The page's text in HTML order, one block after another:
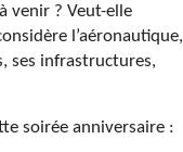
venir ? Veut-elle
l’aéronautique,
ses infrastructures,
soirée anniversaire :